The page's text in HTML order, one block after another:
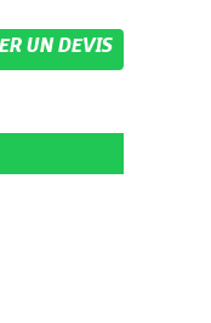
UN DEVIS